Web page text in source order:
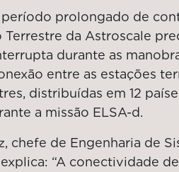
período prolongado de
Terrestre da Astroscale
durante as
entre as estações
distribuídas em 12
a missão ELSA-d.
chefe de Engenharia de
“A conectividade